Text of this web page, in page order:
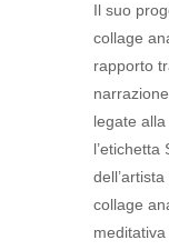
Il suo
collage
rapporto
legate
l’etichetta
collage